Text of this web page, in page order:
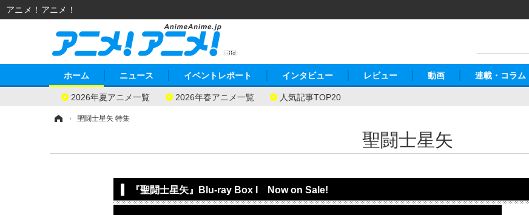
ホーム
2026年夏アニメ一覧 2026年春アニメ一覧 人気記事TOP20
ニュース イベントレポート インタビュー レビュー 動画 連載・コラム
› 聖闘士星矢 特集
聖闘士星矢
『聖闘士星矢』Blu-ray Box I Now on Sale!
アニメ！アニメ！